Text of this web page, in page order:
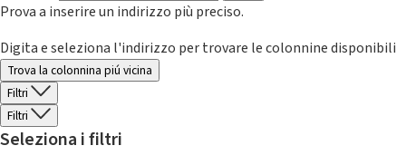
Prova a inserire un indirizzo più preciso.
Digita e seleziona l'indirizzo per trovare le colonnine disponibili
Trova la colonnina piú vicina
Filtri
Filtri
Seleziona i filtri